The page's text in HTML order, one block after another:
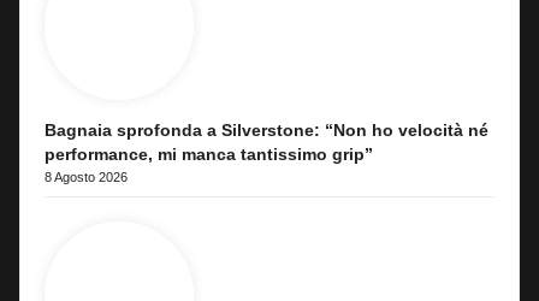
Bagnaia sprofonda a Silverstone: “Non ho velocità né
performance, mi manca tantissimo grip”
8 Agosto 2026